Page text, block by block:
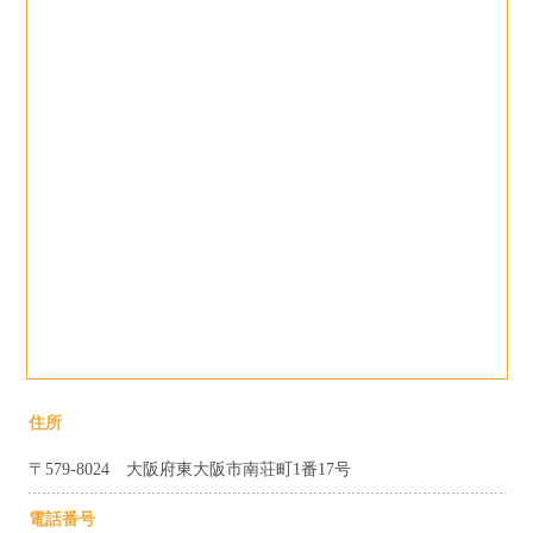
住所
〒579-8024 大阪府東大阪市南荘町1番17号
電話番号